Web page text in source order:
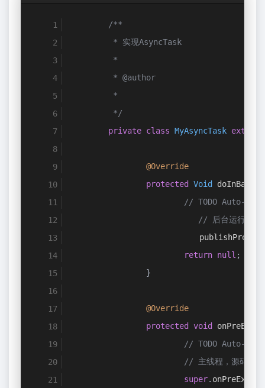
/**
	 * 实现AsyncTask
	 *
	 * @author
	 *
	 */
private class MyAsyncTask extends
@Override
protected
Void
// TODO Auto-
// 后台运行线程
return null ;
}
@Override
protected
void
// TODO Auto-
// 主线程，源码中特
super.